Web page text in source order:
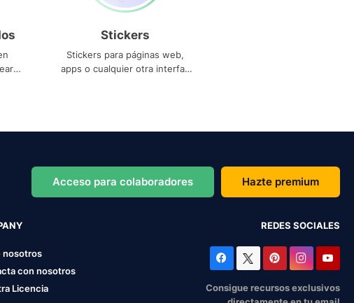
Stickers
Stickers para páginas web,
apps o cualquier otra interfaz
Acceso para colaboradores Hazte premium
nosotros
con nosotros
Licencia
REDES SOCIALES
Consigue recursos exclusivos